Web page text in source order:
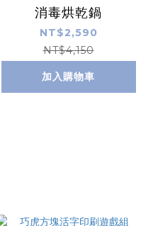
消毒烘乾鍋
NT$2,590
NT$4,150
加入購物車